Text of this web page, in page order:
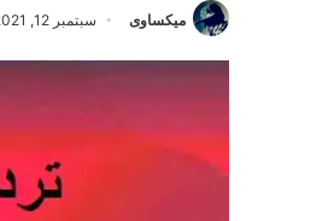
ميكساوى سبتمبر 12, 2021